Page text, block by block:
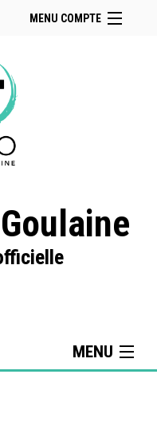
MENU COMPTE
)
MENU